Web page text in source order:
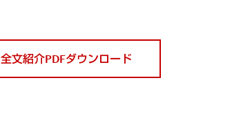
全文紹介PDFダウンロード